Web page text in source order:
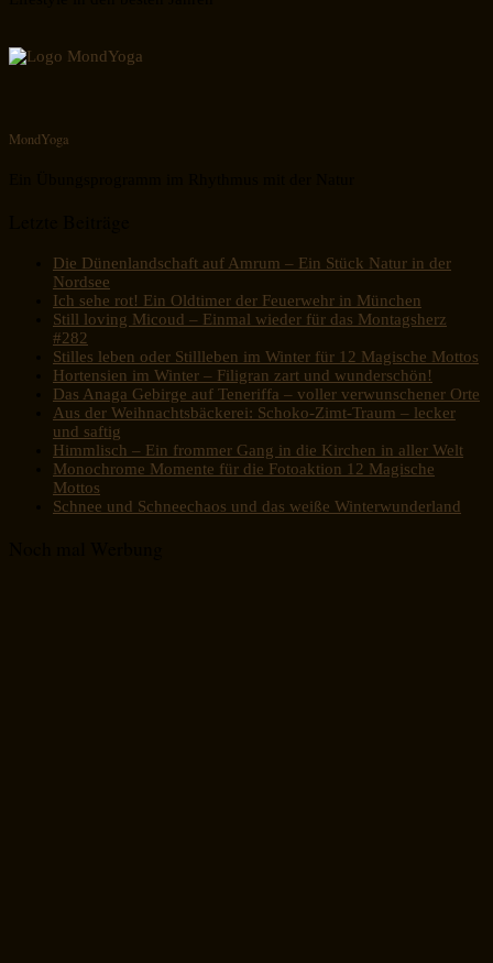
MondYoga
Die Dünenlandschaft auf Amrum – Ein Stück Natur in der
Nordsee
Ich sehe rot! Ein Oldtimer der Feuerwehr in München
Still loving Micoud – Einmal wieder für das Montagsherz
#282
Stilles leben oder Stillleben im Winter für 12 Magische Mottos
Hortensien im Winter – Filigran zart und wunderschön!
Das Anaga Gebirge auf Teneriffa – voller verwunschener Orte
Aus der Weihnachtsbäckerei: Schoko-Zimt-Traum – lecker
und saftig
Himmlisch – Ein frommer Gang in die Kirchen in aller Welt
Monochrome Momente für die Fotoaktion 12 Magische
Mottos
Schnee und Schneechaos und das weiße Winterwunderland